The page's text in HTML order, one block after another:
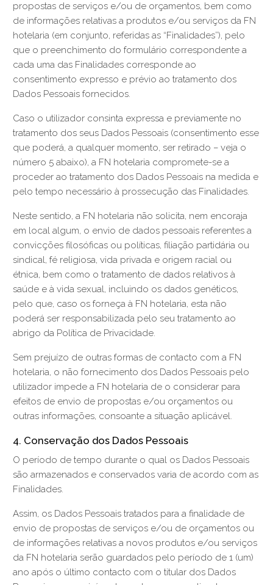
propostas de serviços e/ou de orçamentos, bem como
de informações relativas a produtos e/ou serviços da FN
hotelaria (em conjunto, referidas as “Finalidades”), pelo
que o preenchimento do formulário correspondente a
cada uma das Finalidades corresponde ao
consentimento expresso e prévio ao tratamento dos
Dados Pessoais fornecidos.
Caso o utilizador consinta expressa e previamente no
tratamento dos seus Dados Pessoais (consentimento esse
que poderá, a qualquer momento, ser retirado – veja o
número 5 abaixo), a FN hotelaria compromete-se a
proceder ao tratamento dos Dados Pessoais na medida e
pelo tempo necessário à prossecução das Finalidades.
Neste sentido, a FN hotelaria não solicita, nem encoraja
em local algum, o envio de dados pessoais referentes a
convicções filosóficas ou políticas, filiação partidária ou
sindical, fé religiosa, vida privada e origem racial ou
étnica, bem como o tratamento de dados relativos à
saúde e à vida sexual, incluindo os dados genéticos,
pelo que, caso os forneça à FN hotelaria, esta não
poderá ser responsabilizada pelo seu tratamento ao
abrigo da Política de Privacidade.
Sem prejuízo de outras formas de contacto com a FN
hotelaria, o não fornecimento dos Dados Pessoais pelo
utilizador impede a FN hotelaria de o considerar para
efeitos de envio de propostas e/ou orçamentos ou
outras informações, consoante a situação aplicável.
4. Conservação dos Dados Pessoais
O período de tempo durante o qual os Dados Pessoais
são armazenados e conservados varia de acordo com as
Finalidades.
Assim, os Dados Pessoais tratados para a finalidade de
envio de propostas de serviços e/ou de orçamentos ou
de informações relativas a novos produtos e/ou serviços
da FN hotelaria serão guardados pelo período de 1 (um)
ano após o último contacto com o titular dos Dados